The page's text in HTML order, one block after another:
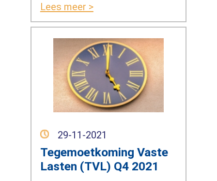
Lees meer >
29-11-2021
Tegemoetkoming Vaste
Lasten (TVL) Q4 2021